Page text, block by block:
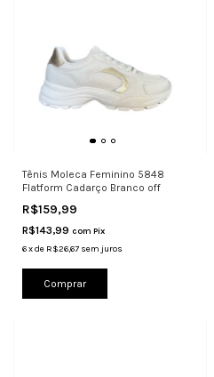
Tênis Moleca Feminino 5848
Flatform Cadarço Branco off
R$159,99
R$143,99 com Pix
6xde R$26,67 sem juros
Comprar